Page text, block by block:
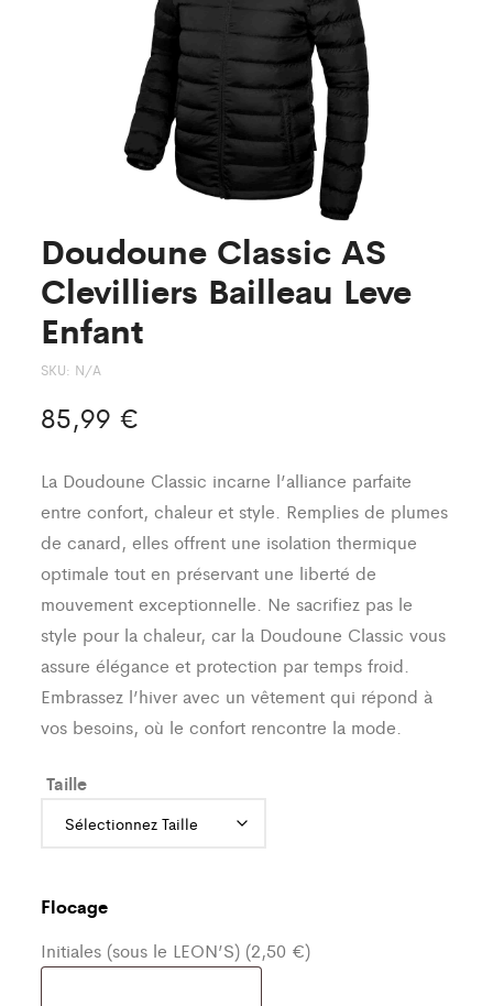
Doudoune Classic AS
Clevilliers Bailleau Leve
Enfant
SKU: N/A
85,99 €
La Doudoune Classic incarne l’alliance parfaite
entre confort, chaleur et style. Remplies de plumes
de canard, elles offrent une isolation thermique
optimale tout en préservant une liberté de
mouvement exceptionnelle. Ne sacrifiez pas le
style pour la chaleur, car la Doudoune Classic vous
assure élégance et protection par temps froid.
Embrassez l’hiver avec un vêtement qui répond à
vos besoins, où le confort rencontre la mode.
Taille
Flocage
Initiales (sous le LEON’S) (2,50 €)